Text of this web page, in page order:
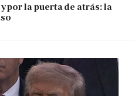
por la puerta de atrás: la